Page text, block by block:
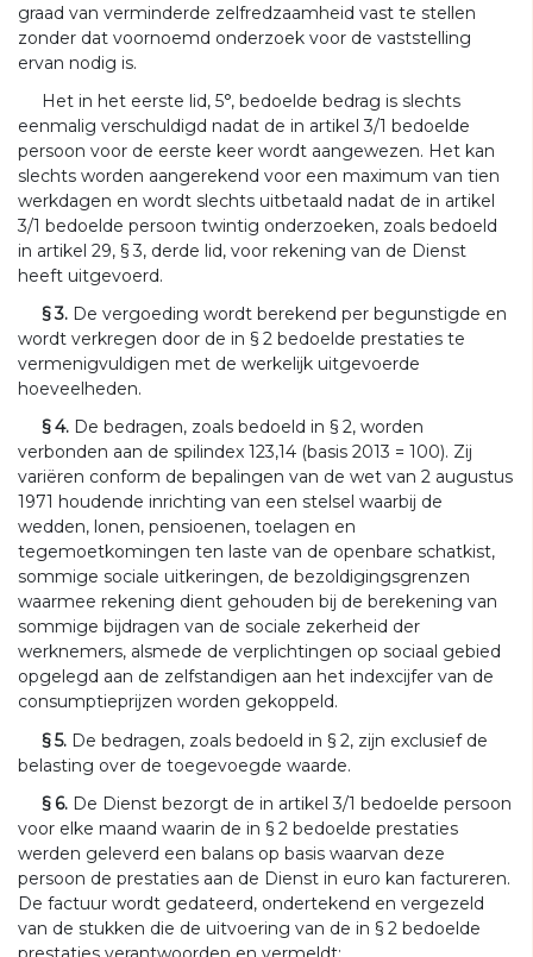
graad van verminderde zelfredzaamheid vast te stellen
zonder dat voornoemd onderzoek voor de vaststelling
ervan nodig is.
Het in het eerste lid, 5°, bedoelde bedrag is slechts
eenmalig verschuldigd nadat de in artikel 3/1 bedoelde
persoon voor de eerste keer wordt aangewezen. Het kan
slechts worden aangerekend voor een maximum van tien
werkdagen en wordt slechts uitbetaald nadat de in artikel
3/1 bedoelde persoon twintig onderzoeken, zoals bedoeld
in artikel 29, § 3, derde lid, voor rekening van de Dienst
heeft uitgevoerd.
§ 3. De vergoeding wordt berekend per begunstigde en
wordt verkregen door de in § 2 bedoelde prestaties te
vermenigvuldigen met de werkelijk uitgevoerde
hoeveelheden.
§ 4. De bedragen, zoals bedoeld in § 2, worden
verbonden aan de spilindex 123,14 (basis 2013 = 100). Zij
variëren conform de bepalingen van de wet van 2 augustus
1971 houdende inrichting van een stelsel waarbij de
wedden, lonen, pensioenen, toelagen en
tegemoetkomingen ten laste van de openbare schatkist,
sommige sociale uitkeringen, de bezoldigingsgrenzen
waarmee rekening dient gehouden bij de berekening van
sommige bijdragen van de sociale zekerheid der
werknemers, alsmede de verplichtingen op sociaal gebied
opgelegd aan de zelfstandigen aan het indexcijfer van de
consumptieprijzen worden gekoppeld.
§ 5. De bedragen, zoals bedoeld in § 2, zijn exclusief de
belasting over de toegevoegde waarde.
§ 6. De Dienst bezorgt de in artikel 3/1 bedoelde persoon
voor elke maand waarin de in § 2 bedoelde prestaties
werden geleverd een balans op basis waarvan deze
persoon de prestaties aan de Dienst in euro kan factureren.
De factuur wordt gedateerd, ondertekend en vergezeld
van de stukken die de uitvoering van de in § 2 bedoelde